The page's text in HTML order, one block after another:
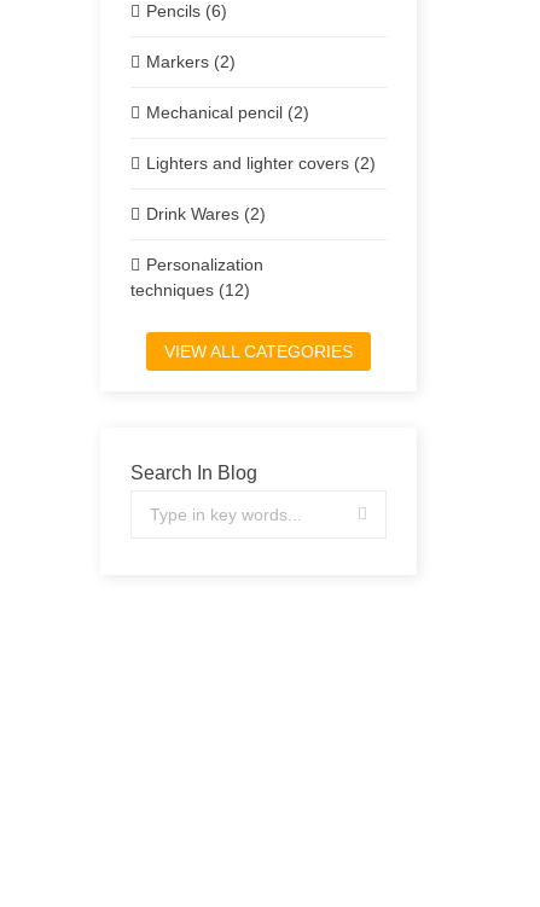
Pencils (6)
Markers (2)
Mechanical pencil (2)
Lighters and lighter covers (2)
Drink Wares (2)
Personalization
techniques (12)
VIEW ALL CATEGORIES
Search In Blog